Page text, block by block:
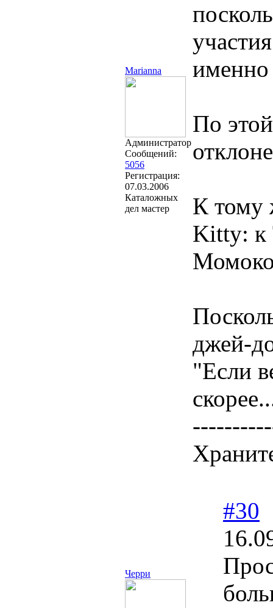
Marianna
Администратор
Сообщений:
5056
Регистрация:
07.03.2006
Каталожных
дел мастер
именно
По
К тому
Kitty: к
Момоко
джей-
"Если
Черри
#30